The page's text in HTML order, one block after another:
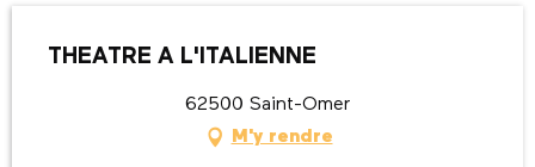
THEATRE A L'ITALIENNE
62500 Saint-Omer
M'y rendre